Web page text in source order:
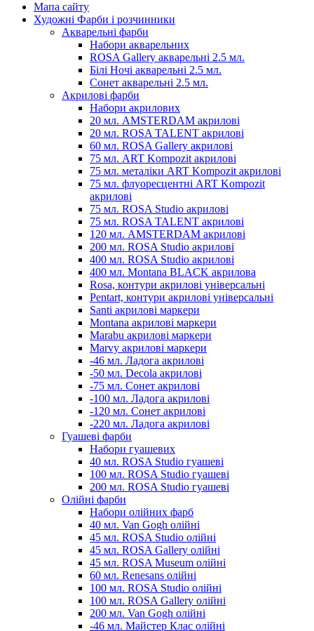
Мапа сайту
Художні Фарби і розчинники
Акварельні фарби
Набори акварельних
ROSA Gallery акварельні 2.5 мл.
Білі Ночі акварельні 2.5 мл.
Сонет акварельні 2.5 мл.
Акрилові фарби
Набори акрилових
20 мл. AMSTERDAM акрилові
20 мл. ROSA TALENT акрилові
60 мл. ROSA Gallery акрилові
75 мл. ART Kompozit акрилові
75 мл. металіки ART Kompozit акрилові
75 мл. флуоресцентні ART Kompozit
акрилові
75 мл. ROSA Studio акрилові
75 мл. ROSA TALENT акрилові
120 мл. AMSTERDAM акрилові
200 мл. ROSA Studio акрилові
400 мл. ROSA Studio акрилові
400 мл. Montana BLACK акрилова
Rosa, контури акрилові універсальні
Pentart, контури акрилові універсальні
Santi акрилові маркери
Montana акрилові маркери
Marabu акрилові маркери
Marvy акрилові маркери
-46 мл. Ладога акрилові
-50 мл. Decola акрилові
-75 мл. Сонет акрилові
-100 мл. Ладога акрилові
-120 мл. Сонет акрилові
-220 мл. Ладога акрилові
Гуашеві фарби
Набори гуашевих
40 мл. ROSA Studio гуашеві
100 мл. ROSA Studio гуашеві
200 мл. ROSA Studio гуашеві
Олійні фарби
Набори олійних фарб
40 мл. Van Gogh олійні
45 мл. ROSA Studio олійні
45 мл. ROSA Gallery олійні
45 мл. ROSA Museum олійні
60 мл. Renesans олійні
100 мл. ROSA Studio олійні
100 мл. ROSA Gallery олійні
200 мл. Van Gogh олійні
-46 мл. Майстер Клас олійні